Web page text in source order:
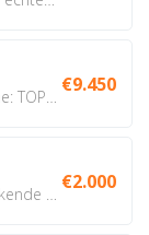
€9.450
€2.000